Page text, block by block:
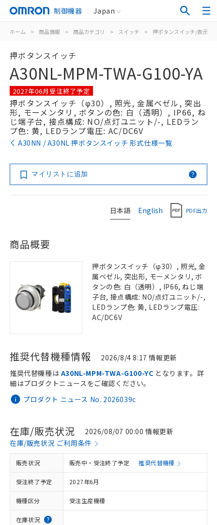
制御機器 Japan
ホーム > 商品情報 > 商品カテゴリ > スイッチ > 押ボタンスイッチ/表示灯
押ボタンスイッチ
A30NL-MPM-TWA-G100-YA
2027年06月受注終了予定
押ボタンスイッチ（φ30）, 照光, 金属ベゼル, 突出
形, モーメンタリ, ボタンの色: 白（透明）, IP66, ね
じ端子台, 接点構成: NO/点灯ユニット/-, LEDラン
プ色: 黄, LEDランプ電圧: AC/DC6V
A30NN / A30NL 押ボタンスイッチ 形式仕様一覧
マイリストに追加
日本語 English PDF出力
商品概要
押ボタンスイッチ（φ30）, 照光, 金
属ベゼル, 突出形, モーメンタリ, ボ
タンの色: 白（透明）, IP66, ねじ端
子台, 接点構成: NO/点灯ユニット/-,
LEDランプ色: 黄, LEDランプ電圧:
AC/DC6V
推奨代替機種情報 2026/8/4 8:17 情報更新
プロダクト ニュース No. 2026039c
推奨代替機種は A30NL-MPM-TWA-G100-YC となります。詳
細はプロダクトニュースをご確認ください。
在庫/販売状況
2026/08/07 00:00 情報更新
在庫/販売状況 ご利用条件
販売状況 販売中・受注終了予定 推奨代替機種
受注終了予定 2027年6月
機種区分 受注生産機種
在庫状況